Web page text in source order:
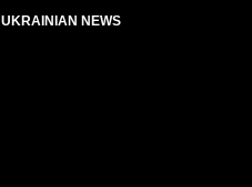
UKRAINIAN NEWS